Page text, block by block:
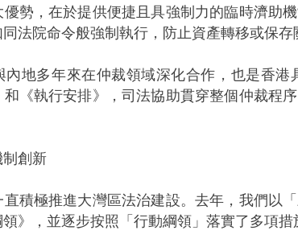
，在於提供便捷且具強制力的臨時濟助
法院命令般強制執行，防止資產轉移或保存
多年來在仲裁領域深化合作，也是香港
和《執行安排》，司法協助貫穿整個仲裁
創新
極推進大灣區法治建設。去年，我們以
》，並逐步按照「行動綱領」落實了多項措